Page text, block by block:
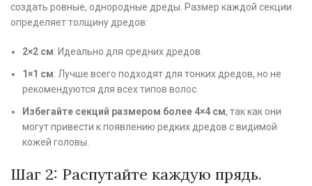
создать ровные, однородные дреды. Размер каждой секции
определяет толщину дредов:
2×2 см: Идеально для средних дредов.
1×1 см: Лучше всего подходят для тонких дредов, но не
рекомендуются для всех типов волос.
Избегайте секций размером более 4×4 см, так как они
могут привести к появлению редких дредов с видимой
кожей головы.
Шаг 2: Распутайте каждую прядь.